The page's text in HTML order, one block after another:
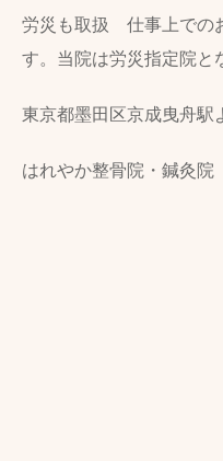
労災も取扱 仕事上での
す。当院は労災指定院と
東京都墨田区京成曳舟駅
はれやか整骨院・鍼灸院